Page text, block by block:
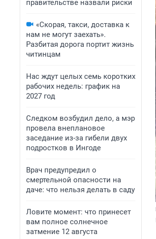
правительстве назвали риски
«Скорая, такси, доставка к
нам не могут заехать».
Разбитая дорога портит жизнь
читинцам
Нас ждут целых семь коротких
рабочих недель: график на
2027 год
Следком возбудил дело, а мэр
провела внеплановое
заседание из-за гибели двух
подростков в Ингоде
Врач предупредил о
смертельной опасности на
даче: что нельзя делать в саду
Ловите момент: что принесет
вам полное солнечное
затмение 12 августа